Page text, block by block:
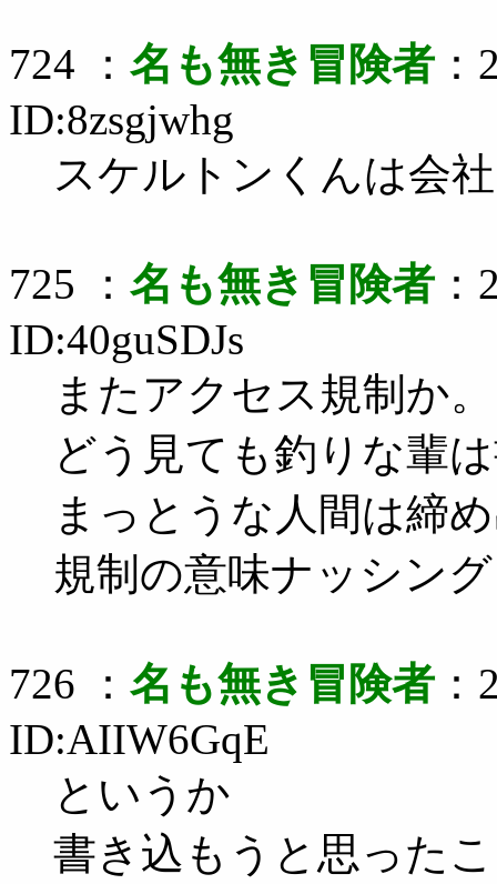
724 ： 名も無き冒険者
ID:8zsgjwhg
スケルトンくんは会
725 ： 名も無き冒険者
ID:40guSDJs
またアクセス規制か。
どう見ても釣りな輩
まっとうな人間は締
規制の意味ナッシン
726 ： 名も無き冒険者
ID:AIIW6GqE
というか
書き込もうと思った